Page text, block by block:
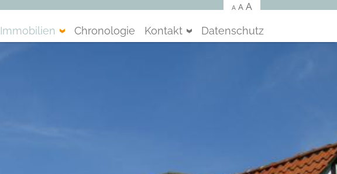
A A A
Immobilien Chronologie Kontakt Datenschutz